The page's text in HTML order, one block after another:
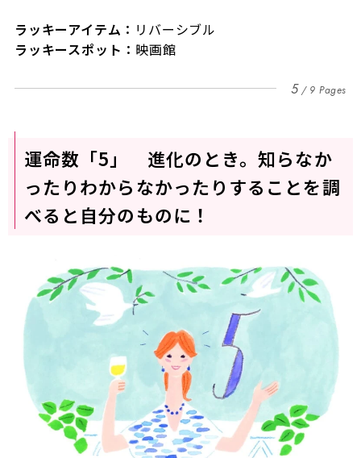
ラッキーアイテム： リバーシブル
ラッキースポット： 映画館
5 9 Pages
運命数「5」 進化のとき。知らなか
ったりわからなかったりすることを調
べると自分のものに！